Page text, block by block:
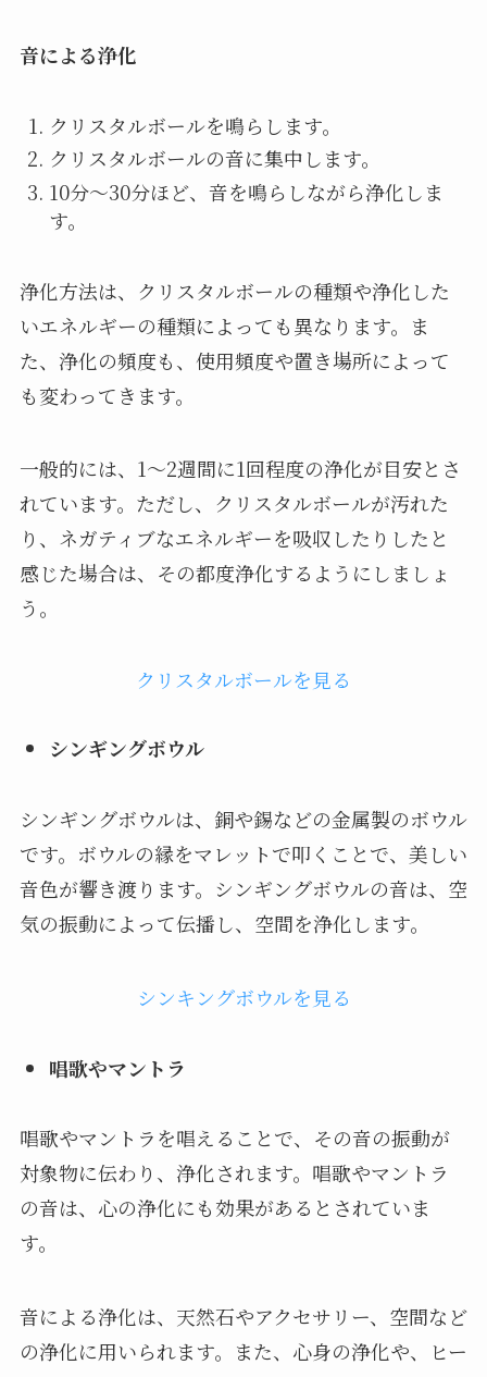
音による浄化
クリスタルボールを鳴らします。
クリスタルボールの音に集中します。
10分〜30分ほど、音を鳴らしながら浄化しま
す。
浄化方法は、クリスタルボールの種類や浄化した
いエネルギーの種類によっても異なります。ま
た、浄化の頻度も、使用頻度や置き場所によって
も変わってきます。
一般的には、1〜2週間に1回程度の浄化が目安とさ
れています。ただし、クリスタルボールが汚れた
り、ネガティブなエネルギーを吸収したりしたと
感じた場合は、その都度浄化するようにしましょ
う。
クリスタルボールを見る
シンギングボウル
シンギングボウルは、銅や錫などの金属製のボウル
です。ボウルの縁をマレットで叩くことで、美しい
音色が響き渡ります。シンギングボウルの音は、空
気の振動によって伝播し、空間を浄化します。
シンキングボウルを見る
唱歌やマントラ
唱歌やマントラを唱えることで、その音の振動が
対象物に伝わり、浄化されます。唱歌やマントラ
の音は、心の浄化にも効果があるとされていま
す。
音による浄化は、天然石やアクセサリー、空間など
の浄化に用いられます。また、心身の浄化や、ヒー